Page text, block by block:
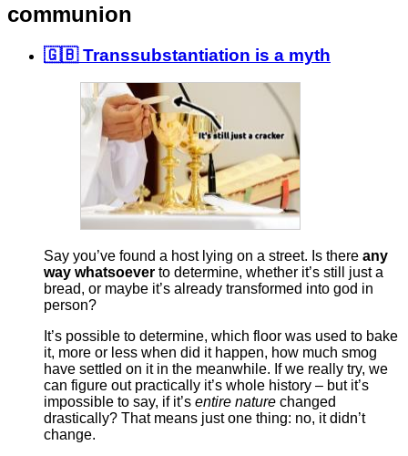
communion
🇬🇧 Transsubstantiation is a myth
Say you’ve found a host lying on a street. Is there any
way whatsoever to determine, whether it’s still just a
bread, or maybe it’s already transformed into god in
person?
It’s possible to determine, which floor was used to bake
it, more or less when did it happen, how much smog
have settled on it in the meanwhile. If we really try, we
can figure out practically it’s whole history – but it’s
impossible to say, if it’s entire nature changed
drastically? That means just one thing: no, it didn’t
change.